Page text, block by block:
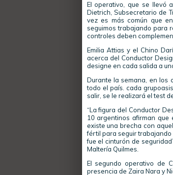
El operativo, que se llevó
Dietrich, Subsecretario de
vez es más común que
seguimos trabajando para
controles deben
Emilia Attias y el Chino
acerca del Conductor
designe en cada salida a
Durante la semana, en los
todo el país. cada
salir, se le realizará el test
“La figura del Conductor
10 argentinos afirman
existe una brecha con
fértil para seguir trabajando
fue el cinturón de
Maltería Quilmes.
El segundo operativo de
presencia de Zaira Nara y